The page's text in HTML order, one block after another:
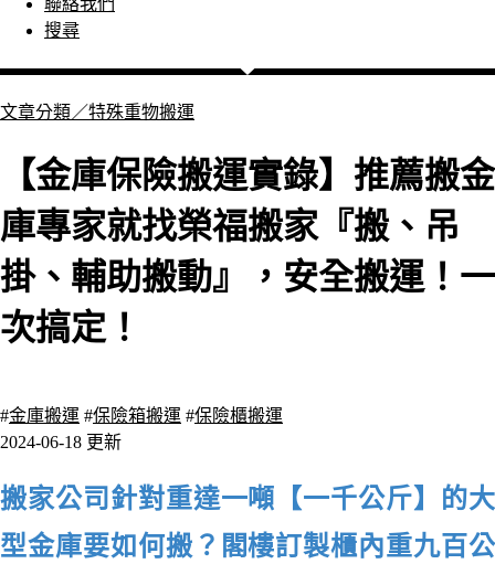
聯絡我們
搜尋
文章分類／特殊重物搬運
【金庫保險搬運實錄】推薦搬金
庫專家就找榮福搬家『搬、吊
掛、輔助搬動』，安全搬運！一
次搞定！
#金庫搬運 #保險箱搬運 #保險櫃搬運
2024-06-18 更新
搬家公司針對重達一噸【一千公斤】的大
型金庫要如何搬 ？閣樓訂製櫃內重九百公